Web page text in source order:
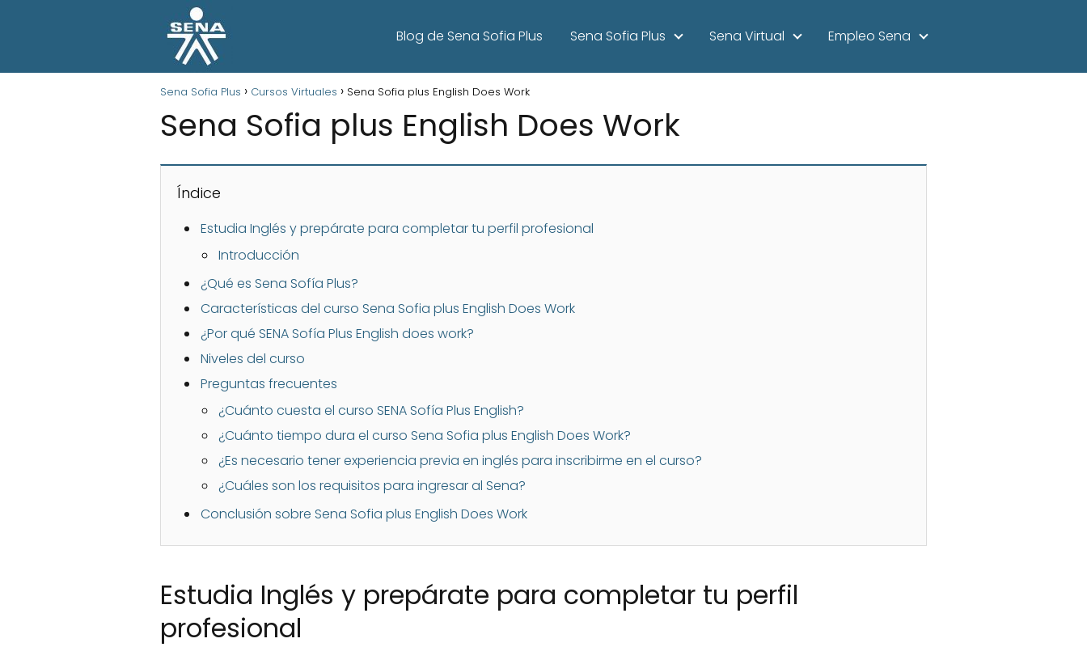
Blog de Sena Sofia Plus Sena Sofia Plus Sena Virtual Empleo Sena
Sena Sofia Plus Cursos Virtuales Sena Sofia plus English Does Work
Sena Sofia plus English Does Work
Índice
Estudia Inglés y prepárate para completar tu perfil profesional
Introducción
¿Qué es Sena Sofía Plus?
Características del curso Sena Sofia plus English Does Work
¿Por qué SENA Sofía Plus English does work?
Niveles del curso
Preguntas frecuentes
¿Cuánto cuesta el curso SENA Sofía Plus English?
¿Cuánto tiempo dura el curso Sena Sofia plus English Does Work?
¿Es necesario tener experiencia previa en inglés para inscribirme en el curso?
¿Cuáles son los requisitos para ingresar al Sena?
Conclusión sobre Sena Sofia plus English Does Work
Estudia Inglés y prepárate para completar tu perfil
profesional